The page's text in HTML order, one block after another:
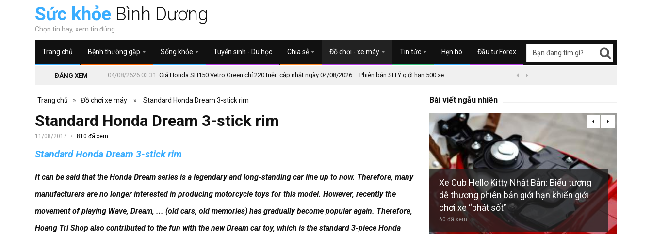
Sức khỏe Bình Dương
Chọn tin hay, xem tin đúng
Trang chủ Bệnh thường gặp Sống khỏe Tuyển sinh - Du học Chia sẻ Đồ chơi - xe máy Tin tức Hẹn hò Đầu tư Forex
ĐÁNG XEM 04/08/2626 03:31 Giá Honda SH150 Vetro Green chỉ 220 triệu cập nhật ngày 04/08/2026 – Phiên bản SH Ý giới hạn 500 xe  
Trang chủ » Đồ chơi xe máy » Standard Honda Dream 3-stick rim
Standard Honda Dream 3-stick rim
11/08/2017 810 đã xem
Standard Honda Dream 3-stick rim
It can be said that the Honda Dream series is a legendary and long-standing car line up to now. Therefore, many
manufacturers are no longer interested in producing motorcycle toys for this model. However, recently the
movement of playing Wave, Dream, ... (old cars, old memories) has gradually become popular again. Therefore,
Hoang Tri Shop also contributed to the fun with the new Dream car toy, which is the standard 3-piece Honda
Bài viết ngẫu nhiên
Xe Cub Hello Kitty Nhật Bản: Biểu tượng
dễ thương phiên bản giới hạn khiến giới
chơi xe “phát sốt”
60 đã xem